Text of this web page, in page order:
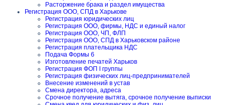
Расторжение брака и раздел имущества
Регистрация ООО, СПД в Харькове
Регистрация юридических лиц
Регистрация ООО, фирмы, НДС и единый налог
Регистрация ООО, ЧП, ФЛП
Регистрация ООО, СПД в Харьковском районе
Регистрация плательщика НДС
Подача Формы 6
Изготовление печатей Харьков
Регистрация ФОП I группы
Регистрация физических лиц-предпринимателей
Внесение изменений в устав
Смена директора, адреса
Срочное получение вытяга, срочное получение выписки